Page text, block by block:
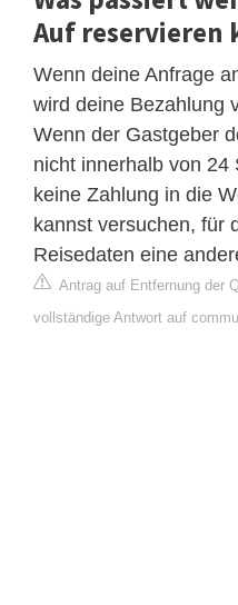
Auf reservieren
Wenn deine Anfrage
wird deine Bezahlung
Wenn der Gastgeber
nicht innerhalb von 24
keine Zahlung in die
kannst versuchen, für
Reisedaten eine
Antrag auf Entfernung der
vollständige Antwort auf